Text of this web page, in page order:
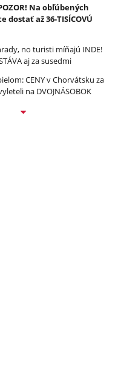
Na obľúbených
dostať až 36-TISÍCOVÚ
no turisti míňajú INDE!
aj za susedmi
CENY v Chorvátsku za
na DVOJNÁSOBOK